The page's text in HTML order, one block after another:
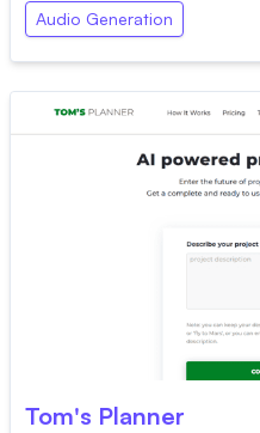
Audio Generation
Tom's Planner